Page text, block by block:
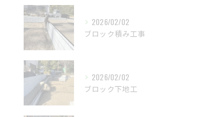
2026/02/02
ブロック積み工事
2026/02/02
ブロック下地工